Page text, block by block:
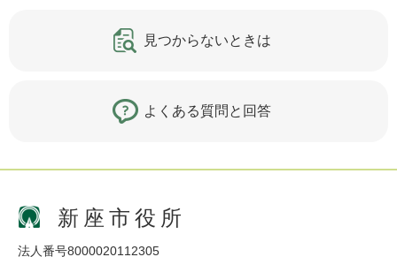
見つからないときは
よくある質問と回答
新座市役所
法人番号8000020112305